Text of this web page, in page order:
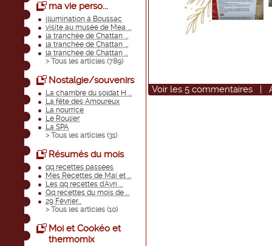
ma vie perso...
illumination à Boussac
visite au musée de Mea ...
la tranchée de Chattan ...
la tranchée de Chattan ...
la tranchée de Chattan ...
> Tous les articles (789)
Nostalgie/souvenirs
La chambre du soldat H ...
La fête des Amoureux
La nourrice
Le Roulier
La SPA
> Tous les articles (31)
Résumés du mois
qq recettes passées
Mes Recettes de Mai et ...
Les qq recettes d'Avri ...
Qq recettes du mois de ...
29 Février...
> Tous les articles (10)
Moi et Cookéo et
thermomix
Voir les 5 commentaires |